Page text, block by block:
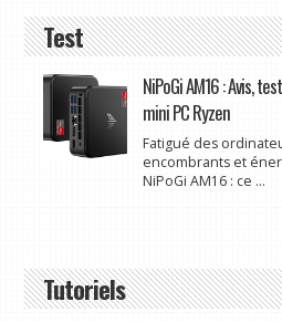
Test
NiPoGi AM16 : Avis,
mini PC Ryzen
Fatigué des
encombrants et
NiPoGi AM16 : ce ...
Tutoriels